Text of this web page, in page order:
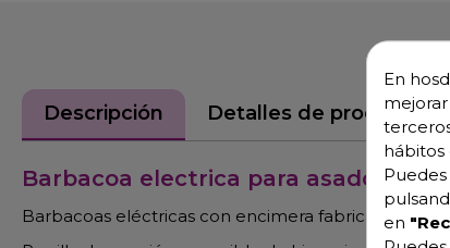
Descripción Detalles de producto
Barbacoa electrica para asado de
Barbacoas eléctricas con encimera fabricada en
En
hábitos
en